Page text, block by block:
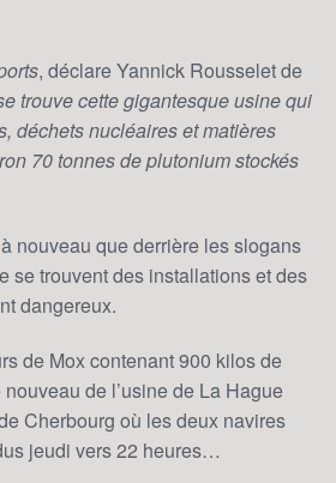
, déclare Yannick Rousselet de
trouve cette gigantesque usine qui
déchets nucléaires et matières
70 tonnes de plutonium stockés
nouveau que derrière les slogans
se trouvent des installations et des
dangereux.
de Mox contenant 900 kilos de
de l’usine de La Hague
Cherbourg où les deux navires
jeudi vers 22 heures…